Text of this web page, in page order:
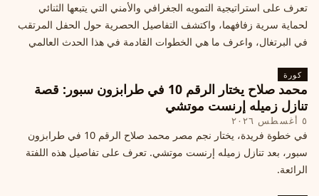
تعرف على استراتيجية التمويه الجغرافي والأمني التي يتبعها الثنائي
لحماية سرية زفافهما، واكتشف التفاصيل الحصرية حول الحفل المرتقب
في البرتغال، واعرف ما هي الخطوات القادمة في هذا الحدث العالمي
كورة
محمد صلاح يختار الرقم 10 في طرابزون سبور: قصة
تنازل زميله إرنست موتشي
٥ أغسطس ٢٠٢٦
في خطوة فريدة، يختار نجم مصر محمد صلاح الرقم 10 في طرابزون
سبور، بعد تنازل زميله إرنست موتشي. تعرف على تفاصيل هذه اللفتة
الرائعة.